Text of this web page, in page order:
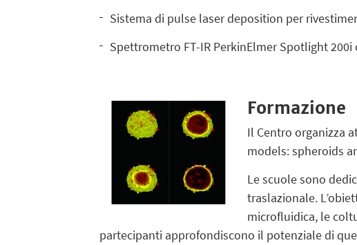
Sistema di pulse laser deposition per
Spettrometro FT-IR PerkinElmer Spotlight 200i
Formazione
Il Centro organizza
models: spheroids
Le scuole sono
traslazionale.
microfluidica, le
partecipanti approfondiscono il potenziale di